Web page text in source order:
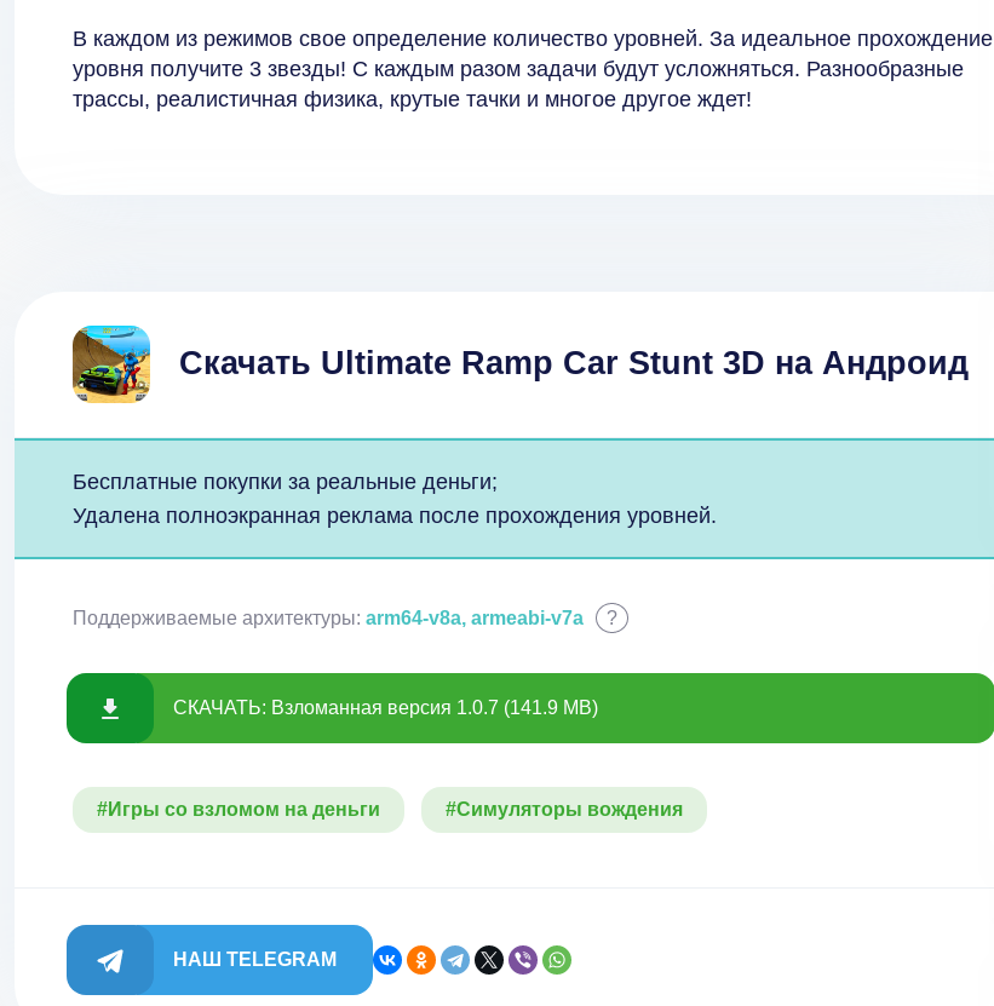
В каждом из режимов свое определение количество уровней. За идеальное прохождение
уровня получите 3 звезды! С каждым разом задачи будут усложняться. Разнообразные
трассы, реалистичная физика, крутые тачки и многое другое ждет!
Скачать Ultimate Ramp Car Stunt 3D на Андроид
Бесплатные покупки за реальные деньги;
Удалена полноэкранная реклама после прохождения уровней.
Поддерживаемые архитектуры: arm64-v8a, armeabi-v7a ?
СКАЧАТЬ: Взломанная версия 1.0.7 (141.9 MB)
#Игры со взломом на деньги #Симуляторы вождения
НАШ TELEGRAM